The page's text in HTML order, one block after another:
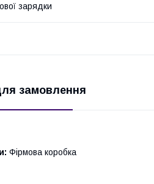
зарядки
замовлення
Фірмова коробка